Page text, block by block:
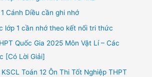
Cánh Diều cần ghi nhớ
lớp 1 cần nhớ theo kết nối tri thức
Quốc Gia 2025 Môn Vật Lí – Các
[Có Lời Giải]
Toán 12 Ôn Thi Tốt Nghiệp THPT